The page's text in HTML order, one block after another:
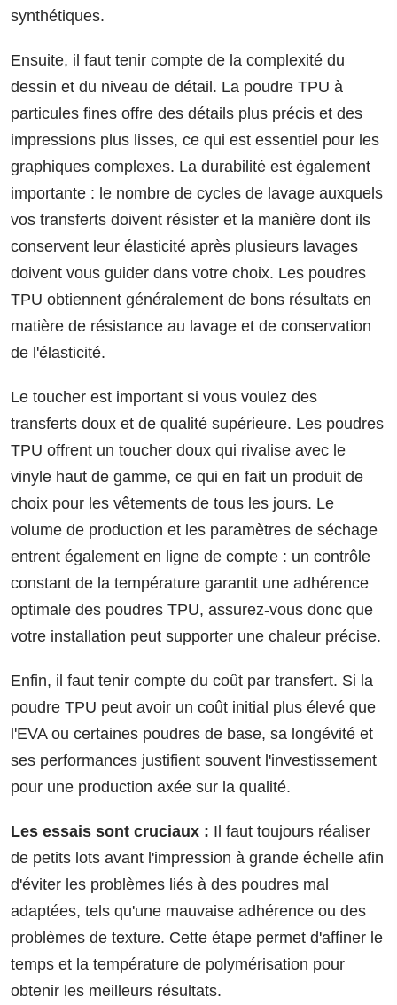
synthétiques.
Ensuite, il faut tenir compte de la complexité du
dessin et du niveau de détail. La poudre TPU à
particules fines offre des détails plus précis et des
impressions plus lisses, ce qui est essentiel pour les
graphiques complexes. La durabilité est également
importante : le nombre de cycles de lavage auxquels
vos transferts doivent résister et la manière dont ils
conservent leur élasticité après plusieurs lavages
doivent vous guider dans votre choix. Les poudres
TPU obtiennent généralement de bons résultats en
matière de résistance au lavage et de conservation
de l'élasticité.
Le toucher est important si vous voulez des
transferts doux et de qualité supérieure. Les poudres
TPU offrent un toucher doux qui rivalise avec le
vinyle haut de gamme, ce qui en fait un produit de
choix pour les vêtements de tous les jours. Le
volume de production et les paramètres de séchage
entrent également en ligne de compte : un contrôle
constant de la température garantit une adhérence
optimale des poudres TPU, assurez-vous donc que
votre installation peut supporter une chaleur précise.
Enfin, il faut tenir compte du coût par transfert. Si la
poudre TPU peut avoir un coût initial plus élevé que
l'EVA ou certaines poudres de base, sa longévité et
ses performances justifient souvent l'investissement
pour une production axée sur la qualité.
Les essais sont cruciaux : Il faut toujours réaliser
de petits lots avant l'impression à grande échelle afin
d'éviter les problèmes liés à des poudres mal
adaptées, tels qu'une mauvaise adhérence ou des
problèmes de texture. Cette étape permet d'affiner le
temps et la température de polymérisation pour
obtenir les meilleurs résultats.